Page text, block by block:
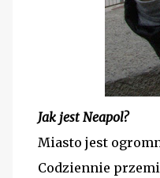
Jak jest Neapol?
Miasto jest
Codziennie